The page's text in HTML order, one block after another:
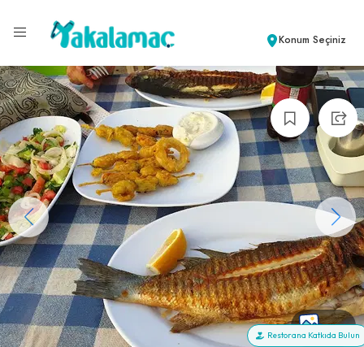
Konum Seçiniz
+10
Restorana Katkıda Bulun